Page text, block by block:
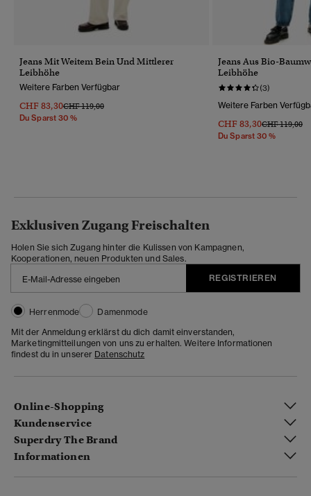
Jeans Mit Weitem Bein Und Mittlerer
Leibhöhe
Weitere Farben Verfügbar
CHF 83,30Preis Wurde Reduziert Von
CHF 119,00Bis
Du Sparst 30 %
Jeans Aus Bio-
Leibhöhe
(3)
Weitere Farben
CHF 83,30Preis Wurde
CHF 119,00
Du Sparst 30 %
Exklusiven Zugang Freischalten
Holen Sie sich Zugang hinter die Kulissen von Kampagnen,
Kooperationen, neuen Produkten und Sales.
REGISTRIEREN
Herrenmode
Damenmode
Mit der Anmeldung erklärst du dich damit einverstanden,
Marketingmitteilungen von uns zu erhalten. Weitere Informationen
findest du in unserer Datenschutz
Online-Shopping
Kundenservice
Superdry The Brand
Informationen